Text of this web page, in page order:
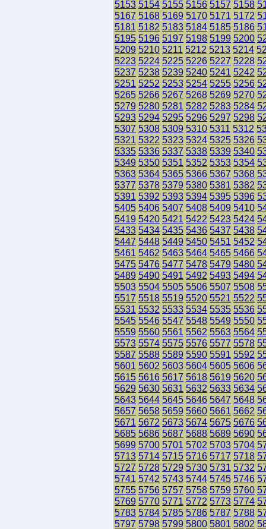
5153 5154 5155 5156 5157 5158
5167 5168 5169 5170 5171 5172
5181 5182 5183 5184 5185 5186
5195 5196 5197 5198 5199 5200
5209 5210 5211 5212 5213 5214
5223 5224 5225 5226 5227 5228
5237 5238 5239 5240 5241 5242
5251 5252 5253 5254 5255 5256
5265 5266 5267 5268 5269 5270
5279 5280 5281 5282 5283 5284
5293 5294 5295 5296 5297 5298
5307 5308 5309 5310 5311 5312
5321 5322 5323 5324 5325 5326
5335 5336 5337 5338 5339 5340
5349 5350 5351 5352 5353 5354
5363 5364 5365 5366 5367 5368
5377 5378 5379 5380 5381 5382
5391 5392 5393 5394 5395 5396
5405 5406 5407 5408 5409 5410
5419 5420 5421 5422 5423 5424
5433 5434 5435 5436 5437 5438
5447 5448 5449 5450 5451 5452
5461 5462 5463 5464 5465 5466
5475 5476 5477 5478 5479 5480
5489 5490 5491 5492 5493 5494
5503 5504 5505 5506 5507 5508
5517 5518 5519 5520 5521 5522
5531 5532 5533 5534 5535 5536
5545 5546 5547 5548 5549 5550
5559 5560 5561 5562 5563 5564
5573 5574 5575 5576 5577 5578
5587 5588 5589 5590 5591 5592
5601 5602 5603 5604 5605 5606
5615 5616 5617 5618 5619 5620
5629 5630 5631 5632 5633 5634
5643 5644 5645 5646 5647 5648
5657 5658 5659 5660 5661 5662
5671 5672 5673 5674 5675 5676
5685 5686 5687 5688 5689 5690
5699 5700 5701 5702 5703 5704
5713 5714 5715 5716 5717 5718
5727 5728 5729 5730 5731 5732
5741 5742 5743 5744 5745 5746
5755 5756 5757 5758 5759 5760
5769 5770 5771 5772 5773 5774
5783 5784 5785 5786 5787 5788
5797 5798 5799 5800 5801 5802